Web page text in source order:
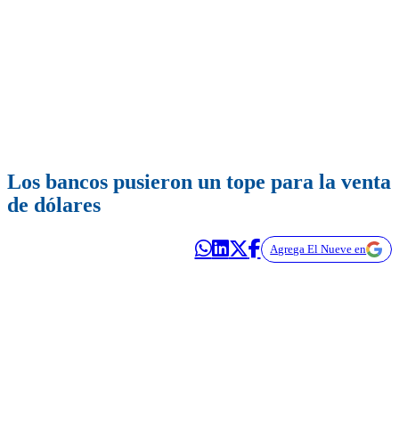
Los bancos pusieron un tope para la venta
de dólares
Agrega El Nueve en